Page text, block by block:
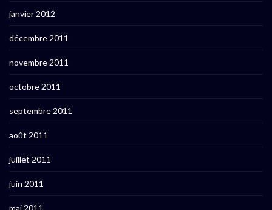
janvier 2012
décembre 2011
novembre 2011
octobre 2011
septembre 2011
août 2011
juillet 2011
juin 2011